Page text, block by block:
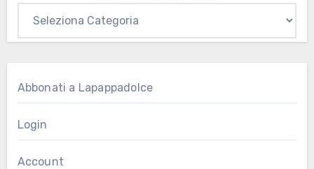
Abbonati a Lapappadolce
Login
Account